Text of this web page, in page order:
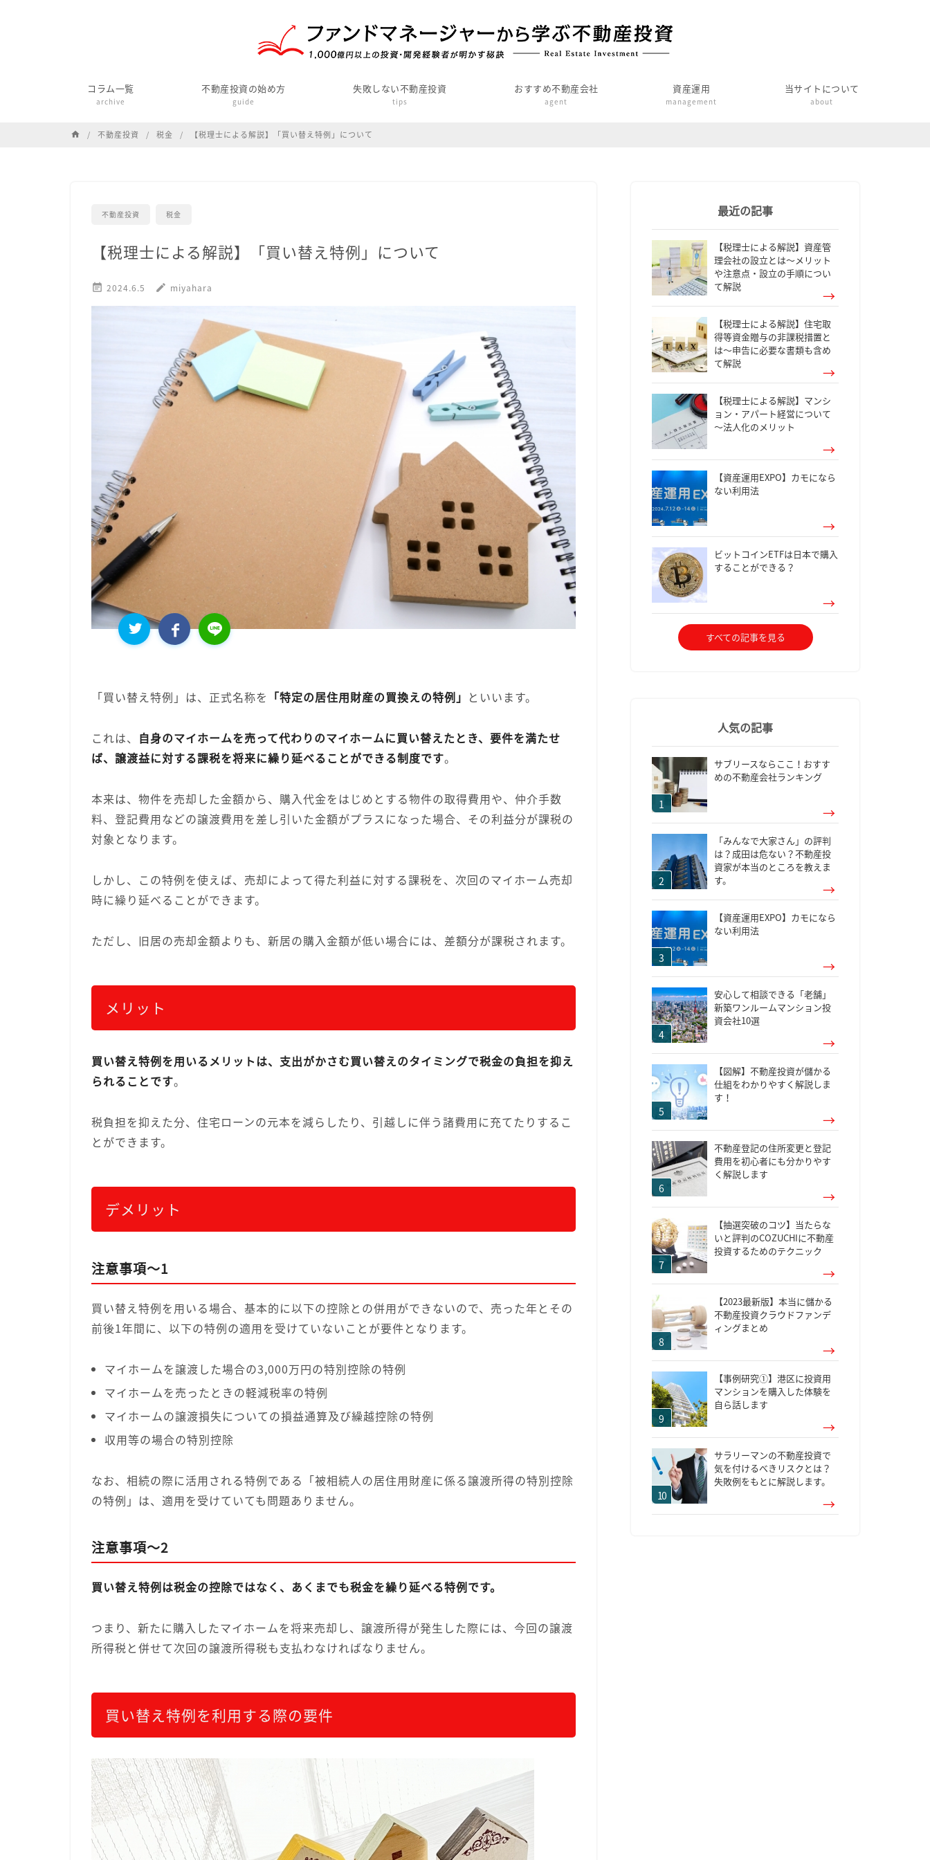
コラム一覧
archive
不動産投資の始め方
guide
失敗しない不動産投資
tips
おすすめ不動産会社
agent
資産運用
management
当サイトについて
about
home 不動産投資 税金 【税理士による解説】「買い替え特例」について
不動産投資 税金
【税理士による解説】「買い替え特例」について
 2024.6.5 edit miyahara
「買い替え特例」は、正式名称を 「特定の居住用財産の買換えの特例」 といいます。
これは、 自身のマイホームを売って代わりのマイホームに買い替えたとき、要件を満たせ
ば、譲渡益に対する課税を将来に繰り延べることができる制度です。
本来は、物件を売却した金額から、購入代金をはじめとする物件の取得費用や、仲介手数
料、登記費用などの譲渡費用を差し引いた金額がプラスになった場合、その利益分が課税の
対象となります。
しかし、この特例を使えば、売却によって得た利益に対する課税を、次回のマイホーム売却
時に繰り延べることができます。
ただし、旧居の売却金額よりも、新居の購入金額が低い場合には、差額分が課税されます。
メリット
買い替え特例を用いるメリットは、支出がかさむ買い替えのタイミングで税金の負担を抑え
られることです。
税負担を抑えた分、住宅ローンの元本を減らしたり、引越しに伴う諸費用に充てたりするこ
とができます。
デメリット
注意事項～1
買い替え特例を用いる場合、基本的に以下の控除との併用ができないので、売った年とその
前後1年間に、以下の特例の適用を受けていないことが要件となります。
マイホームを譲渡した場合の3,000万円の特別控除の特例
マイホームを売ったときの軽減税率の特例
マイホームの譲渡損失についての損益通算及び繰越控除の特例
収用等の場合の特別控除
なお、相続の際に活用される特例である「被相続人の居住用財産に係る譲渡所得の特別控除
の特例」は、適用を受けていても問題ありません。
注意事項～2
買い替え特例は税金の控除ではなく、あくまでも税金を繰り延べる特例です。
つまり、新たに購入したマイホームを将来売却し、譲渡所得が発生した際には、今回の譲渡
所得税と併せて次回の譲渡所得税も支払わなければなりません。
買い替え特例を利用する際の要件
最近の記事
【税理士による解説】資産管
理会社の設立とは～メリット
や注意点・設立の手順につい
て解説
【税理士による解説】住宅取
得等資金贈与の非課税措置と
は～申告に必要な書類も含め
て解説
【税理士による解説】マンシ
ョン・アパート経営について
～法人化のメリット
【資産運用EXPO】カモになら
ない利用法
ビットコインETFは日本で購入
することができる？
すべての記事を見る
人気の記事
サブリースならここ！おすす
めの不動産会社ランキング
「みんなで大家さん」の評判
は？成田は危ない？不動産投
資家が本当のところを教えま
す。
【資産運用EXPO】カモになら
ない利用法
安心して相談できる「老舗」
新築ワンルームマンション投
資会社10選
【図解】不動産投資が儲かる
仕組をわかりやすく解説しま
す！
不動産登記の住所変更と登記
費用を初心者にも分かりやす
く解説します
【抽選突破のコツ】当たらな
いと評判のCOZUCHIに不動産
投資するためのテクニック
【2023最新版】本当に儲かる
不動産投資クラウドファンデ
ィングまとめ
【事例研究①】港区に投資用
マンションを購入した体験を
自ら話します
サラリーマンの不動産投資で
気を付けるべきリスクとは？
失敗例をもとに解説します。